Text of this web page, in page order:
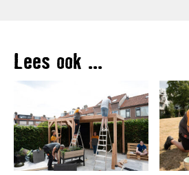
Lees ook ...